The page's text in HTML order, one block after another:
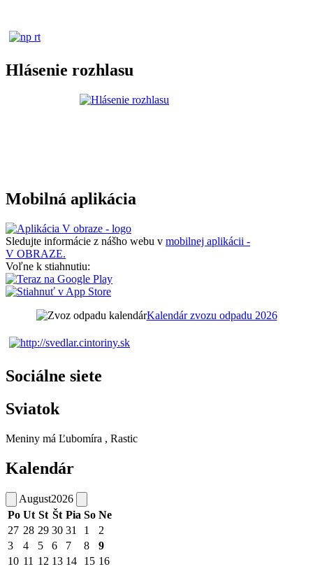
Hlásenie rozhlasu
Mobilná aplikácia
Sledujte informácie z nášho webu v mobilnej aplikácii -
V OBRAZE.
Voľne k stiahnutiu:
Kalendár zvozu odpadu 2026
Sociálne siete
Sviatok
Meniny má Ľubomíra , Rastic
Kalendár
August2026
Po Ut St Št Pia So Ne
27 28 29 30 31 1
2
3
4 5 6 7 8
9
10 11 12 13 14 15 16